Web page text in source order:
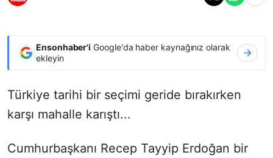
Ensonhaber'i Google'da haber kaynağınız olarak
ekleyin
Türkiye tarihi bir seçimi geride bırakırken
karşı mahalle karıştı...
Cumhurbaşkanı Recep Tayyip Erdoğan bir